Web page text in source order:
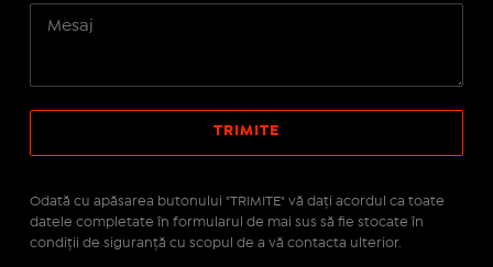
Odată cu apăsarea butonului "TRIMITE" vă daţi acordul ca toate
datele completate în formularul de mai sus să fie stocate în
condiţii de siguranţă cu scopul de a vă contacta ulterior.